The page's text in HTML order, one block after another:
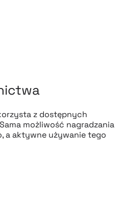
z dostępnych
możliwość nagradzania
a aktywne używanie tego